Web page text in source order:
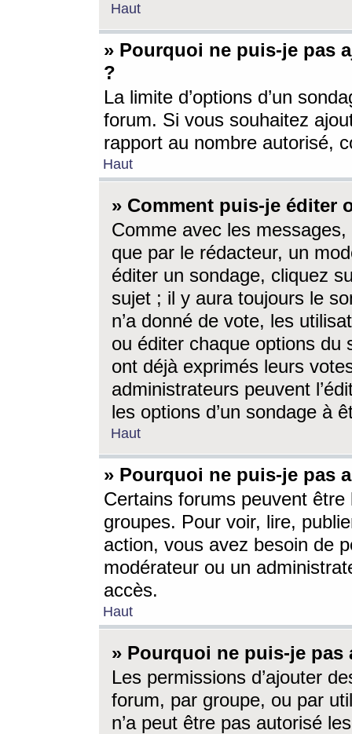
Haut
» Pourquoi ne puis-je pas
?
La limite d’options d’un
forum. Si vous souhaitez
rapport au nombre autorisé,
Haut
» Comment puis-je éditer
Comme avec les
que par le rédacteur, un
éditer un sondage, cliquez
sujet ; il y aura toujours le
n’a donné de vote, les
ou éditer chaque options du
ont déjà exprimés leurs
administrateurs peuvent
les options d’un sondage à
Haut
» Pourquoi ne puis-je pas
Certains forums peuvent être
groupes. Pour voir, lire,
action, vous avez besoin de
modérateur ou un
accès.
Haut
» Pourquoi ne puis-je
Les permissions d’ajouter
forum, par groupe, ou par
n’a peut être pas autorisé